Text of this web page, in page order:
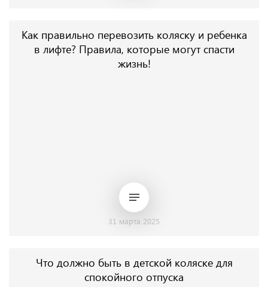
Как правильно перевозить коляску и ребенка
в лифте? Правила, которые могут спасти
жизнь!
31 марта 2025
Что должно быть в детской коляске для
спокойного отпуска